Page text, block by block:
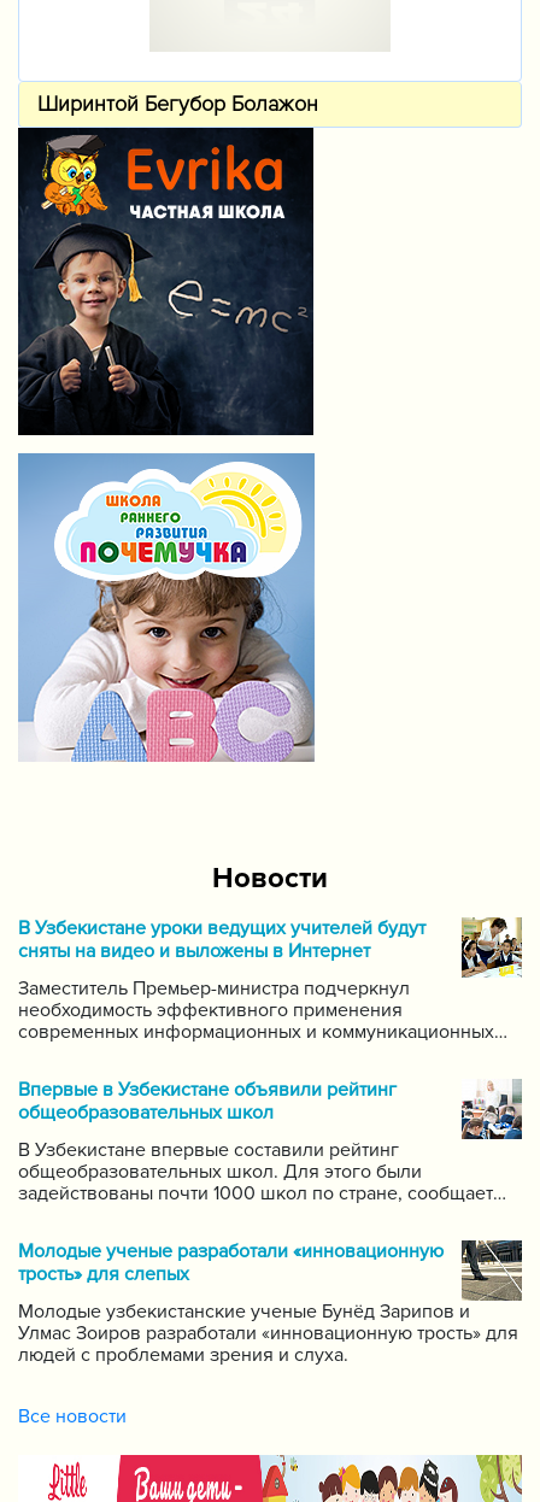
Ширинтой Бегубор Болажон
Новости
В Узбекистане уроки ведущих учителей будут
сняты на видео и выложены в Интернет
Заместитель Премьер-министра подчеркнул
необходимость эффективного применения
современных информационных и коммуникационных
систему для размещения в интернете видео-уроков
самых ведущих учителей по каждому предмету.
Впервые в Узбекистане объявили рейтинг
общеобразовательных школ
В Узбекистане впервые составили рейтинг
общеобразовательных школ. Для этого были
задействованы почти 1000 школ по стране, сообщает
за качеством образования при Кабинете Министров
Республики Узбекистан.
Молодые ученые разработали «инновационную
трость» для слепых
Молодые узбекистанские ученые Бунёд Зарипов и
Улмас Зоиров разработали «инновационную трость» для
людей с проблемами зрения и слуха.
Все новости